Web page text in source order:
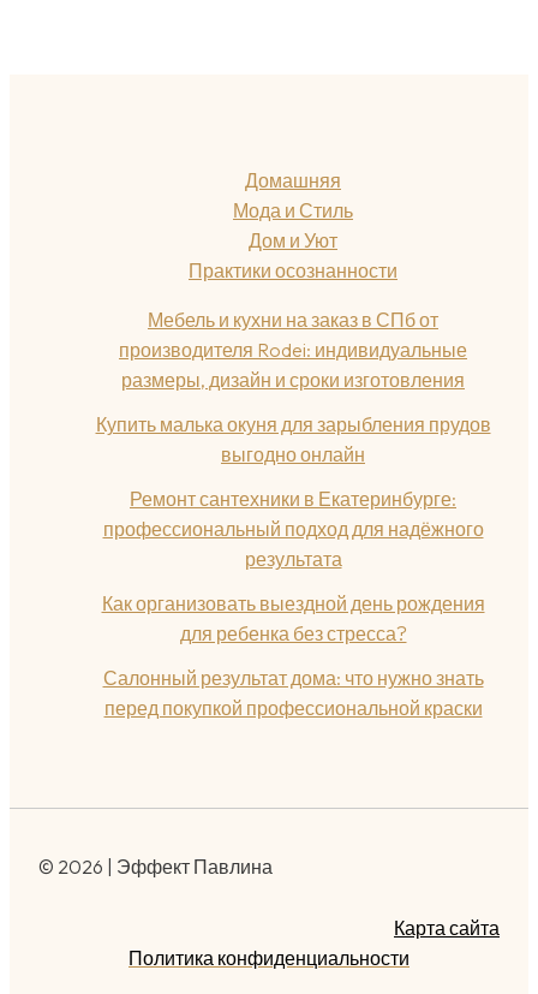
Домашняя
Мода и Стиль
Дом и Уют
Практики осознанности
Мебель и кухни на заказ в СПб от
производителя Rodei: индивидуальные
размеры, дизайн и сроки изготовления
Купить малька окуня для зарыбления прудов
выгодно онлайн
Ремонт сантехники в Екатеринбурге:
профессиональный подход для надёжного
результата
Как организовать выездной день рождения
для ребенка без стресса?
Салонный результат дома: что нужно знать
перед покупкой профессиональной краски
© 2026 | Эффект Павлина
Карта сайта
Политика конфиденциальности